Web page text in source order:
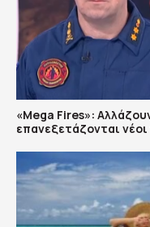
«Mega Fires»:
επανεξετάζονται